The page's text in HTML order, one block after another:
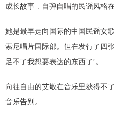
成长故事，自弹自唱的民谣风格
她是最早走向国际的中国民谣女
索尼唱片国际部。但在发行了四
足不了我想要表达的东西了”。
向往自由的艾敬在音乐里获得不
音乐告别。